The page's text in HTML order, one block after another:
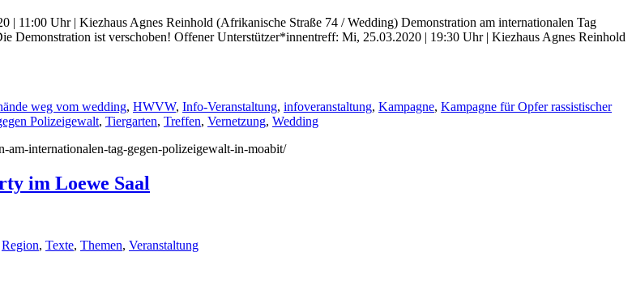
11:00 Uhr | Kiezhaus Agnes Reinhold (Afrikanische Straße 74 / Wedding) Demonstration am internationalen Tag
Demonstration ist verschoben! Offener Unterstützer*innentreff: Mi, 25.03.2020 | 19:30 Uhr | Kiezhaus Agnes Reinhold
weg vom wedding, HWVW, Info-Veranstaltung, infoveranstaltung, Kampagne, Kampagne für Opfer rassistischer
Polizeigewalt, Tiergarten, Treffen, Vernetzung, Wedding
am-internationalen-tag-gegen-polizeigewalt-in-moabit/
im Loewe Saal
Region, Texte, Themen, Veranstaltung